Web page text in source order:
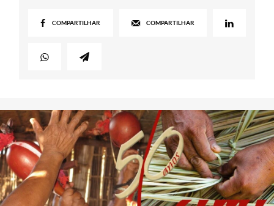
COMPARTILHAR COMPARTILHAR